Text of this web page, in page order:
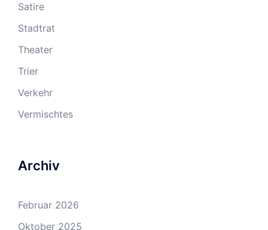
Satire
Stadtrat
Theater
Trier
Verkehr
Vermischtes
Archiv
Februar 2026
Oktober 2025